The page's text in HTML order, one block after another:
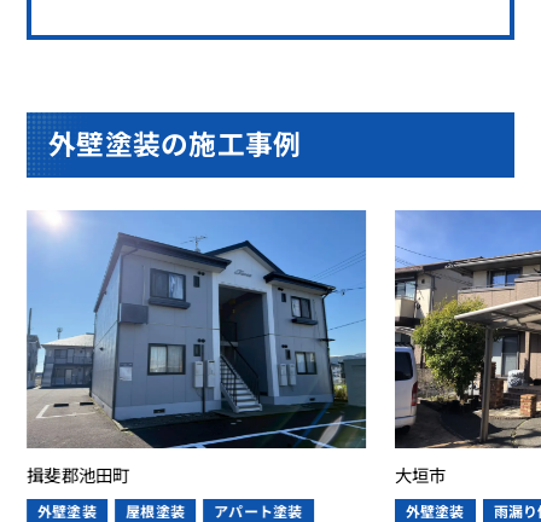
外壁塗装の施工事例
アパート塗装 外壁塗装 雨漏り修理・補修